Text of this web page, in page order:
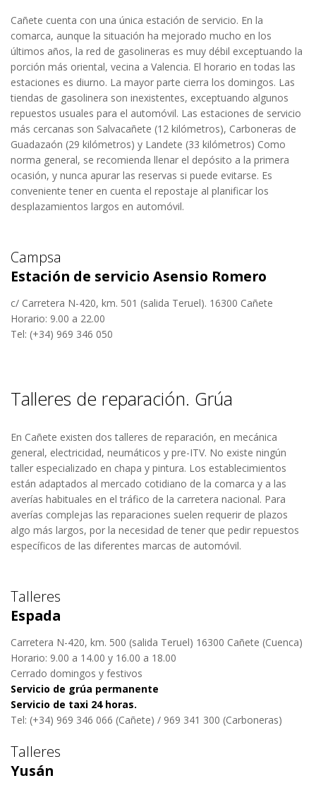
Cañete cuenta con una única estación de servicio. En la
comarca, aunque la situación ha mejorado mucho en los
últimos años, la red de gasolineras es muy débil exceptuando la
porción más oriental, vecina a Valencia. El horario en todas las
estaciones es diurno. La mayor parte cierra los domingos. Las
tiendas de gasolinera son inexistentes, exceptuando algunos
repuestos usuales para el automóvil. Las estaciones de servicio
más cercanas son Salvacañete (12 kilómetros), Carboneras de
Guadazaón (29 kilómetros) y Landete (33 kilómetros) Como
norma general, se recomienda llenar el depósito a la primera
ocasión, y nunca apurar las reservas si puede evitarse. Es
conveniente tener en cuenta el repostaje al planificar los
desplazamientos largos en automóvil.
Campsa
Estación de servicio Asensio Romero
c/ Carretera N-420, km. 501 (salida Teruel). 16300 Cañete
Horario: 9.00 a 22.00
Tel: (+34) 969 346 050
Talleres de reparación. Grúa
En Cañete existen dos talleres de reparación, en mecánica
general, electricidad, neumáticos y pre-ITV. No existe ningún
taller especializado en chapa y pintura. Los establecimientos
están adaptados al mercado cotidiano de la comarca y a las
averías habituales en el tráfico de la carretera nacional. Para
averías complejas las reparaciones suelen requerir de plazos
algo más largos, por la necesidad de tener que pedir repuestos
específicos de las diferentes marcas de automóvil.
Talleres
Espada
Carretera N-420, km. 500 (salida Teruel) 16300 Cañete (Cuenca)
Horario: 9.00 a 14.00 y 16.00 a 18.00
Cerrado domingos y festivos
Servicio de grúa permanente
Servicio de taxi 24 horas.
Tel: (+34) 969 346 066 (Cañete) / 969 341 300 (Carboneras)
Talleres
Yusán